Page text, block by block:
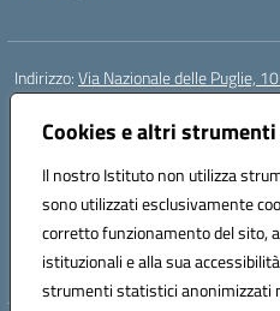
Cookies e altri
Il nostro Istituto non utilizza
sono utilizzati esclusivamente
corretto funzionamento del sito,
istituzionali e alla sua
strumenti statistici anonimizzati
Indirizzo:Via Nazionale delle Puglie,
Centralino:
Email:naee32300a@istruzione.it
Codice fiscale: 93007720639
Codice meccanografico:
NAEE32300A
Codice unico di fatturazione (CUF):